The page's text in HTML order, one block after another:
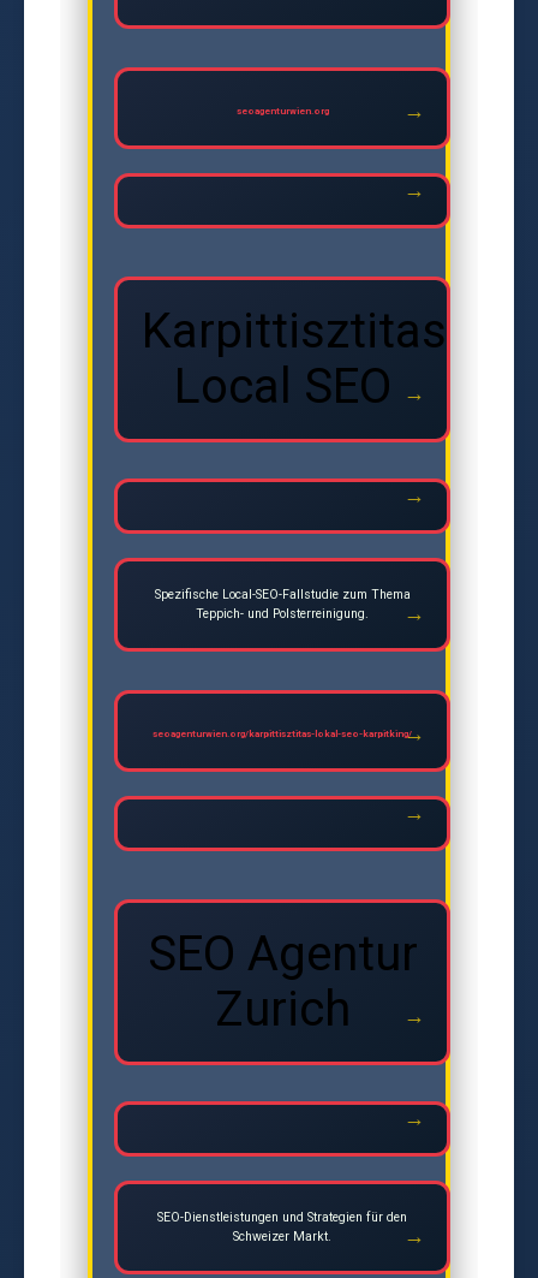
seoagenturwien.org
Karpittisztitas
Local SEO
Spezifische Local-SEO-Fallstudie zum Thema
Teppich- und Polsterreinigung.
seoagenturwien.org/karpittisztitas-lokal-seo-karpitking/
SEO Agentur
Zurich
SEO-Dienstleistungen und Strategien für den
Schweizer Markt.